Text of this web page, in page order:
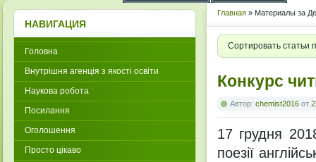
Главная » Материалы за
Сортировать статьи
Конкурс
Автор: chemist2016 от
17 грудня
поезії
НАВИГАЦИЯ
Головна
Внутрішня агенція з якості освіти
Наукова робота
Посилання
Оголошення
Просто цікаво